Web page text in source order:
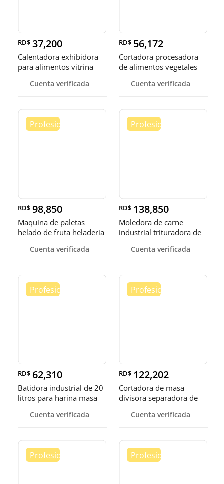
RD$ 37,200
Calentadora exhibidora
para alimentos vitrina
Cuenta verificada
RD$ 56,172
Cortadora procesadora
de alimentos vegetales
Cuenta verificada
RD$ 98,850
Maquina de paletas
helado de fruta heladeria
Cuenta verificada
RD$ 138,850
Moledora de carne
industrial trituradora de
Cuenta verificada
RD$ 62,310
Batidora industrial de 20
litros para harina masa
Cuenta verificada
RD$ 122,202
Cortadora de masa
divisora separadora de
Cuenta verificada